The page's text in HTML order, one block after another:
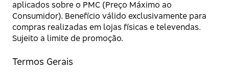
aplicados sobre o PMC (Preço Máximo ao
Consumidor). Benefício válido exclusivamente para
compras realizadas em lojas físicas e televendas.
Sujeito a limite de promoção.
Termos Gerais